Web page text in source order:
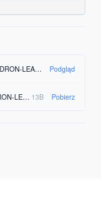
https://github.com/SQUADRON-LEADER/IMAGE-GENERATION.git#readme-ov-file Podgląd
git://github.com/SQUADRON-LEADER/IMAGE-GENERATION.git 13B Pobierz